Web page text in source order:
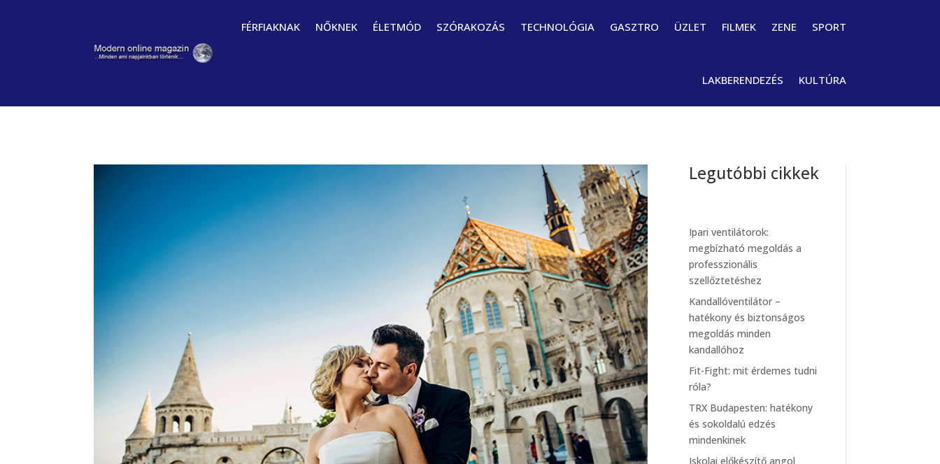
FÉRFIAKNAK NŐKNEK ÉLETMÓD SZÓRAKOZÁS TECHNOLÓGIA GASZTRO ÜZLET FILMEK ZENE SPORT
LAKBERENDEZÉS KULTÚRA
Legutóbbi cikkek
Ipari ventilátorok:
megbízható megoldás a
professzionális
szellőztetéshez
Kandallóventilátor –
hatékony és biztonságos
megoldás minden
kandallóhoz
Fit-Fight: mit érdemes tudni
róla?
TRX Budapesten: hatékony
és sokoldalú edzés
mindenkinek
Iskolai előkészítő angol